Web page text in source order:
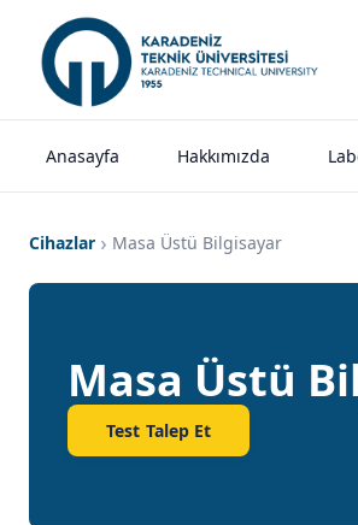
Anasayfa Hakkımızda
Cihazlar Masa Üstü Bilgisayar
Masa Üstü
Test Talep Et